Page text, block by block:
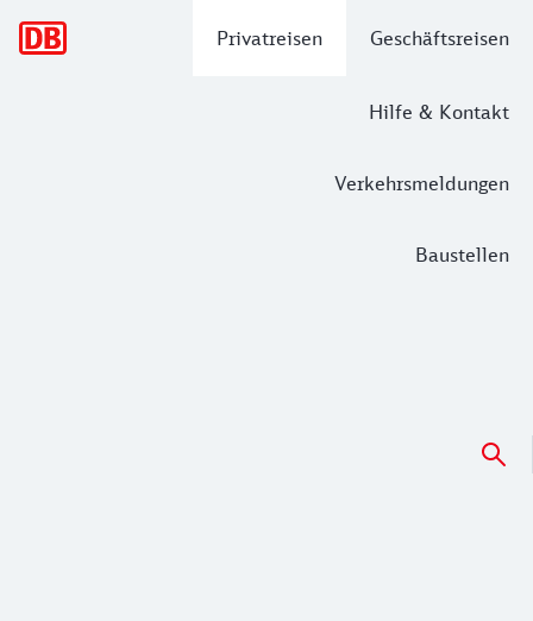
Privatreisen Geschäftsreisen
Hilfe & Kontakt
Verkehrsmeldungen
Baustellen